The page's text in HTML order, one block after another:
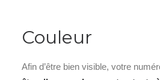
Couleur
Afin d’être bien visible, votre